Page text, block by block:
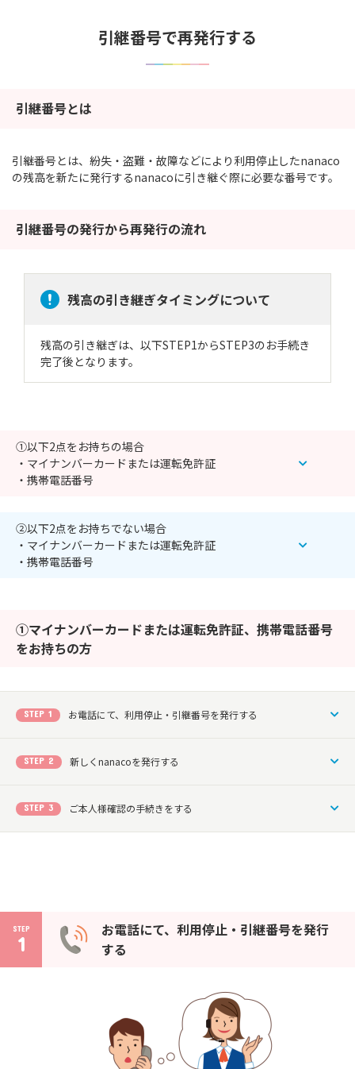
引継番号で再発行する
引継番号とは
引継番号とは、紛失・盗難・故障などにより利用停止したnanaco
の残高を新たに発行するnanacoに引き継ぐ際に必要な番号です。
引継番号の発行から再発行の流れ
残高の引き継ぎタイミングについて
残高の引き継ぎは、以下STEP1からSTEP3のお手続き
完了後となります。
①以下2点をお持ちの場合
・マイナンバーカードまたは運転免許証
・携帯電話番号
②以下2点をお持ちでない場合
・マイナンバーカードまたは運転免許証
・携帯電話番号
①マイナンバーカードまたは運転免許証、携帯電話番号
をお持ちの方
STEP 1 お電話にて、利用停止・引継番号を発行する
STEP 2 新しくnanacoを発行する
STEP 3 ご本人様確認の手続きをする
STEP
1
お電話にて、利用停止・引継番号を発行
する